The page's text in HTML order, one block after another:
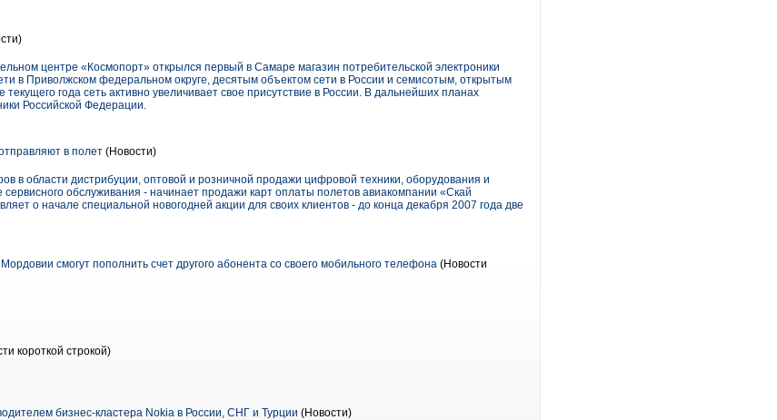
центре «Космопорт» открылся первый в Самаре магазин потребительской электроники
в Приволжском федеральном округе, десятым объектом сети в России и семисотым, открытым
года сеть активно увеличивает свое присутствие в России. В дальнейших планах
Российской Федерации.
в полет (Новости)
в области дистрибуции, оптовой и розничной продажи цифровой техники, оборудования и
сервисного обслуживания - начинает продажи карт оплаты полетов авиакомпании «Скай
о начале специальной новогодней акции для своих клиентов - до конца декабря 2007 года две
смогут пополнить счет другого абонента со своего мобильного телефона (Новости
короткой строкой)
бизнес-кластера Nokia в России, СНГ и Турции (Новости)